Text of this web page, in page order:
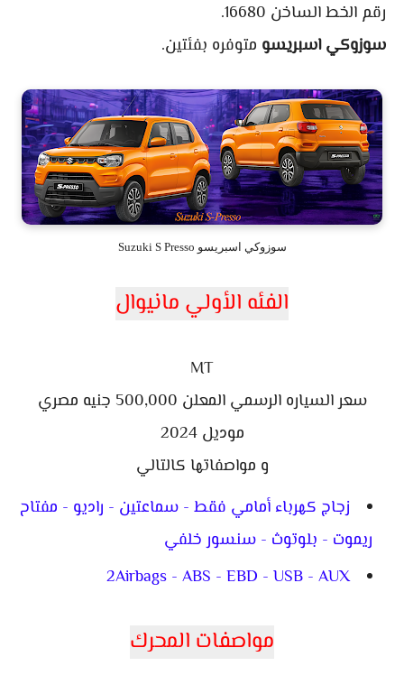
رقم الخط الساخن 16680.
سوزوكي اسبريسو متوفره بفئتين.
سوزوكي اسبريسو Suzuki S Presso
الفئه الأولي مانيوال
MT
سعر السياره الرسمي المعلن 500,000 جنيه مصري
موديل 2024
و مواصفاتها كالتالي
زجاج كهرباء أمامي فقط - سماعتين - راديو - مفتاح
ريموت - بلوتوث - سنسور خلفي
2Airbags - ABS - EBD - USB - AUX
مواصفات المحرك